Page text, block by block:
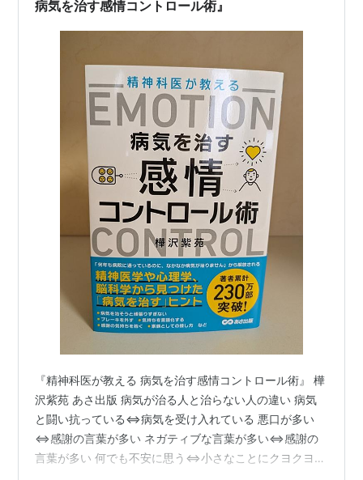
病気を治す感情コントロール術』
『精神科医が教える 病気を治す感情コントロール術』 樺
沢紫苑 あさ出版 病気が治る人と治らない人の違い 病気
と闘い抗っている⇔病気を受け入れている 悪口が多い
⇔感謝の言葉が多い ネガティブな言葉が多い⇔感謝の
言葉が多い 何でも不安に思う⇔小さなことにクヨクヨし